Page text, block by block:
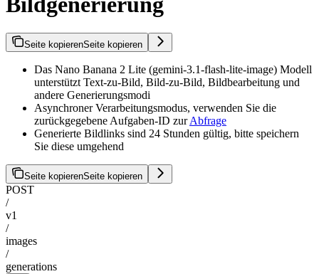
Seite kopierenSeite kopieren
Das Nano Banana 2 Lite (gemini-3.1-flash-lite-image) Modell
unterstützt Text-zu-Bild, Bild-zu-Bild, Bildbearbeitung und
andere Generierungsmodi
Asynchroner Verarbeitungsmodus, verwenden Sie die
zurückgegebene Aufgaben-ID zurAbfrage
Generierte Bildlinks sind 24 Stunden gültig, bitte speichern
Sie diese umgehend
Seite kopierenSeite kopieren
POST
/
v1
/
images
/
generations